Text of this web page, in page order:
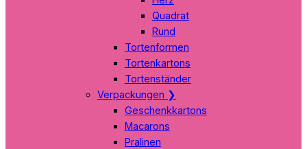
Quadrat
Rund
Tortenformen
Tortenkartons
Tortenständer
Verpackungen ❯
Geschenkkartons
Macarons
Pralinen